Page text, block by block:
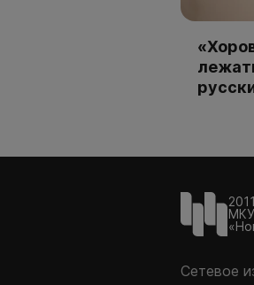
Сетевое